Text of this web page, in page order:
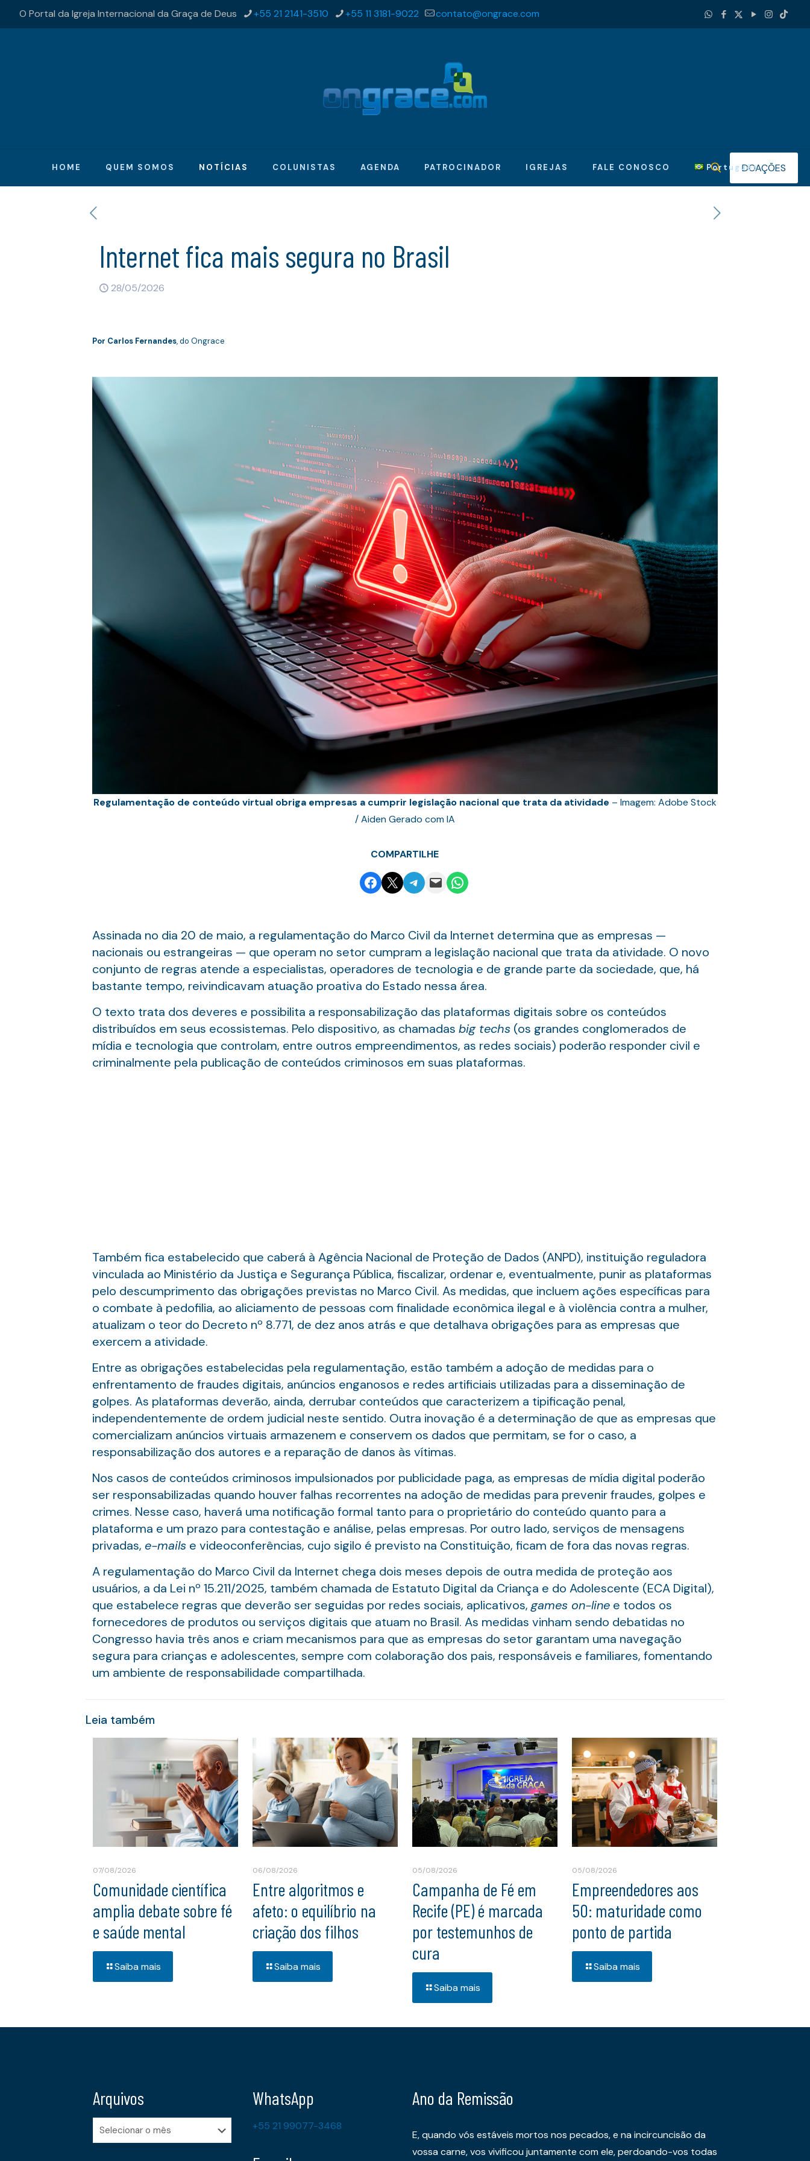
O Portal da Igreja Internacional da Graça de Deus +55 21 2141-3510 +55 11 3181-9022 contato@ongrace.com
HOME QUEM SOMOS NOTÍCIAS COLUNISTAS AGENDA PATROCINADOR IGREJAS FALE CONOSCO PortuguêsDOAÇÕES
Internet fica mais segura no Brasil
28/05/2026
Por Carlos Fernandes, do Ongrace
Regulamentação de conteúdo virtual obriga empresas a cumprir legislação nacional que trata da atividade – Imagem: Adobe Stock
/ Aiden Gerado com IA
COMPARTILHE
Share on Facebook
Email this PageShare on Telegram
Email this PageShare on WhatsApp
Assinada no dia 20 de maio, a regulamentação do Marco Civil da Internet determina que as empresas —
nacionais ou estrangeiras — que operam no setor cumpram a legislação nacional que trata da atividade. O novo
conjunto de regras atende a especialistas, operadores de tecnologia e de grande parte da sociedade, que, há
bastante tempo, reivindicavam atuação proativa do Estado nessa área.
O texto trata dos deveres e possibilita a responsabilização das plataformas digitais sobre os conteúdos
distribuídos em seus ecossistemas. Pelo dispositivo, as chamadas big techs(os grandes conglomerados de
mídia e tecnologia que controlam, entre outros empreendimentos, as redes sociais) poderão responder civil e
criminalmente pela publicação de conteúdos criminosos em suas plataformas.
Também fica estabelecido que caberá à Agência Nacional de Proteção de Dados (ANPD), instituição reguladora
vinculada ao Ministério da Justiça e Segurança Pública, fiscalizar, ordenar e, eventualmente, punir as plataformas
pelo descumprimento das obrigações previstas no Marco Civil. As medidas, que incluem ações específicas para
o combate à pedofilia, ao aliciamento de pessoas com finalidade econômica ilegal e à violência contra a mulher,
atualizam o teor do Decreto nº 8.771, de dez anos atrás e que detalhava obrigações para as empresas que
exercem a atividade.
Entre as obrigações estabelecidas pela regulamentação, estão também a adoção de medidas para o
enfrentamento de fraudes digitais, anúncios enganosos e redes artificiais utilizadas para a disseminação de
golpes. As plataformas deverão, ainda, derrubar conteúdos que caracterizem a tipificação penal,
independentemente de ordem judicial neste sentido. Outra inovação é a determinação de que as empresas que
comercializam anúncios virtuais armazenem e conservem os dados que permitam, se for o caso, a
responsabilização dos autores e a reparação de danos às vítimas.
Nos casos de conteúdos criminosos impulsionados por publicidade paga, as empresas de mídia digital poderão
ser responsabilizadas quando houver falhas recorrentes na adoção de medidas para prevenir fraudes, golpes e
crimes. Nesse caso, haverá uma notificação formal tanto para o proprietário do conteúdo quanto para a
plataforma e um prazo para contestação e análise, pelas empresas. Por outro lado, serviços de mensagens
privadas, e-mailse videoconferências, cujo sigilo é previsto na Constituição, ficam de fora das novas regras.
A regulamentação do Marco Civil da Internet chega dois meses depois de outra medida de proteção aos
usuários, a da Lei nº 15.211/2025, também chamada de Estatuto Digital da Criança e do Adolescente (ECA Digital),
que estabelece regras que deverão ser seguidas por redes sociais, aplicativos, games on-linee todos os
fornecedores de produtos ou serviços digitais que atuam no Brasil. As medidas vinham sendo debatidas no
Congresso havia três anos e criam mecanismos para que as empresas do setor garantam uma navegação
segura para crianças e adolescentes, sempre com colaboração dos pais, responsáveis e familiares, fomentando
um ambiente de responsabilidade compartilhada.
Leia também
07/08/2026
Comunidade científica
amplia debate sobre fé
e saúde mental
Saiba mais
06/08/2026
Entre algoritmos e
afeto: o equilíbrio na
criação dos filhos
Saiba mais
05/08/2026
Campanha de Fé em
Recife (PE) é marcada
por testemunhos de
cura
Saiba mais
05/08/2026
Empreendedores aos
50: maturidade como
ponto de partida
Saiba mais
Arquivos
Arquivos
WhatsApp
+55 21 99077-3468
Ano da Remissão
E, quando vós estáveis mortos nos pecados, e na incircuncisão da
vossa carne, vos vivificou juntamente com ele, perdoando-vos todas